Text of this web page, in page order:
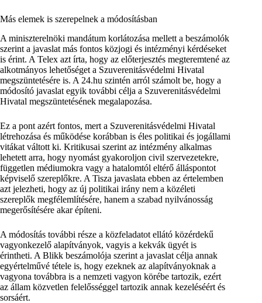
Más elemek is szerepelnek a módosításban
A miniszterelnöki mandátum korlátozása mellett a beszámolók
szerint a javaslat más fontos közjogi és intézményi kérdéseket
is érint. A Telex azt írta, hogy az előterjesztés megteremtené az
alkotmányos lehetőséget a Szuverenitásvédelmi Hivatal
megszüntetésére is. A 24.hu szintén arról számolt be, hogy a
módosító javaslat egyik további célja a Szuverenitásvédelmi
Hivatal megszüntetésének megalapozása.
Ez a pont azért fontos, mert a Szuverenitásvédelmi Hivatal
létrehozása és működése korábban is éles politikai és jogállami
vitákat váltott ki. Kritikusai szerint az intézmény alkalmas
lehetett arra, hogy nyomást gyakoroljon civil szervezetekre,
független médiumokra vagy a hatalomtól eltérő álláspontot
képviselő szereplőkre. A Tisza javaslata ebben az értelemben
azt jelezheti, hogy az új politikai irány nem a közéleti
szereplők megfélemlítésére, hanem a szabad nyilvánosság
megerősítésére akar építeni.
A módosítás további része a közfeladatot ellátó közérdekű
vagyonkezelő alapítványok, vagyis a kekvák ügyét is
érintheti. A Blikk beszámolója szerint a javaslat célja annak
egyértelművé tétele is, hogy ezeknek az alapítványoknak a
vagyona továbbra is a nemzeti vagyon körébe tartozik, ezért
az állam közvetlen felelősséggel tartozik annak kezeléséért és
sorsáért.